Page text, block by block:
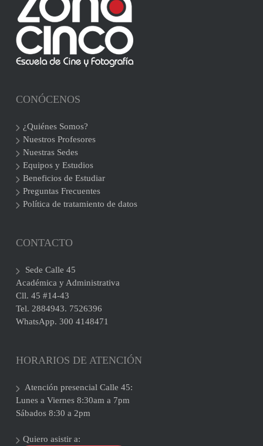
CONÓCENOS
¿Quiénes Somos?
Nuestros Profesores
Nuestras Sedes
Equipos y Estudios
Beneficios de Estudiar
Preguntas Frecuentes
Política de tratamiento de datos
CONTACTO
Sede Calle 45
Académica y Administrativa
Cll. 45 #14-43
Tel. 2884943. 7526396
WhatsApp. 300 4148471
HORARIOS DE ATENCIÓN
Atención presencial Calle 45:
Lunes a Viernes 8:30am a 7pm
Sábados 8:30 a 2pm
Quiero asistir a: